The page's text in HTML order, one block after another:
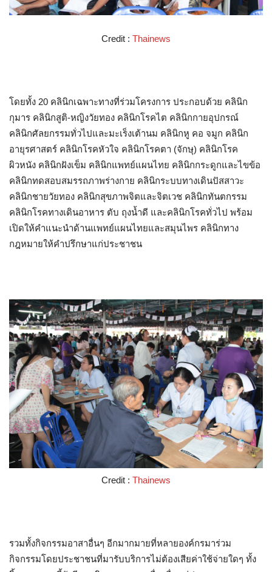
Credit : Thainews
โดยทั้ง 20 คลินิกเฉพาะทางที่ร่วมโครงการ ประกอบด้วย คลินิก
กุมาร คลินิกสูติ-หญิงวัยทอง คลินิกโรคไต คลินิกกายอุปกรณ์
คลินิกศัลยกรรมทั่วไปและมะเร็งเต้านม คลินิกหู คอ จมูก คลินิก
อายุรศาสตร์ คลินิกโรคหัวใจ คลินิกโรคตา (จักษุ) คลินิกโรค
ผิวหนัง คลินิกฝังเข็ม คลินิกแพทย์แผนไทย คลินิกกระดูกและไขข้อ
คลินิกทดสอบสมรรถภาพร่างกาย คลินิกระบบทางเดินปัสสาวะ
คลินิกชายวัยทอง คลินิกสุขภาพจิตและจิตเวช คลินิกทันตกรรม
คลินิกโรคทางเดินอาหาร ตับ ถุงน้ำดี และคลินิกโรคทั่วไป พร้อม
เปิดให้คำแนะนำด้านแพทย์แผนไทยและสมุนไพร คลินิกทาง
กฎหมายให้คำปรึกษาแก่ประชาชน
Credit : Thainews
รวมทั้งกิจกรรมอาสาอื่นๆ อีกมากมายที่หลายองค์กรมาร่วม
กิจกรรมโดยประชาชนที่มารับบริการไม่ต้องเสียค่าใช้จ่ายใดๆ ทั้ง